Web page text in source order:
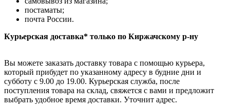
постаматы;
почта России.
Курьерская доставка* только по Киржачскому р-ну
Вы можете заказать доставку товара с помощью курьера,
который прибудет по указанному адресу в будние дни и
субботу с 9.00 до 19.00. Курьерская служба, после
поступления товара на склад, свяжется с вами и предложит
выбрать удобное время доставки. Уточнит адрес.